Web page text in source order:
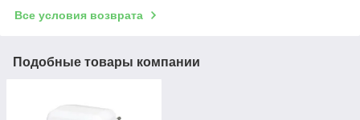
Все условия возврата
Подобные товары компании